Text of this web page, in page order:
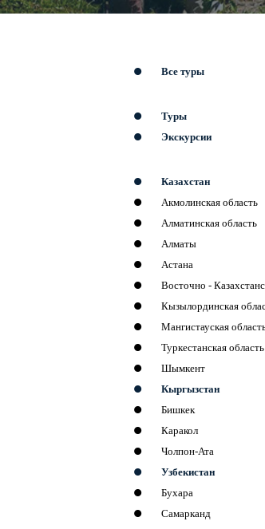
Все туры
Туры
Экскурсии
Казахстан
Акмолинская область
Алматинская область
Алматы
Астана
Восточно -
Кызылординская
Мангистауская
Туркестанская область
Шымкент
Кыргызстан
Бишкек
Каракол
Чолпон-Ата
Узбекистан
Бухара
Самарканд